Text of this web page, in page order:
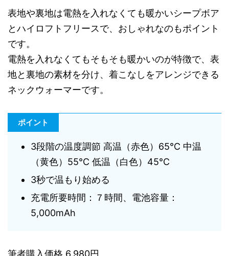
表地や裏地は電熱を入れなくても暖かいシープボア
とハイロフトフリースで、おしゃれなのもポイント
です。
電熱を入れなくてもそもそも暖かいのが特徴で、表
地と裏地の素材を分け、着こなしをアレンジできる
ネックウォーマーです。
ポイント
3段階の温度調節 高温（赤色）65℃ 中温
（黄色）55℃ 低温（白色）45℃
3秒で温もり始める
充電所要時間：７時間、電池容量：
5,000mAh
筆者購入価格 6,980円